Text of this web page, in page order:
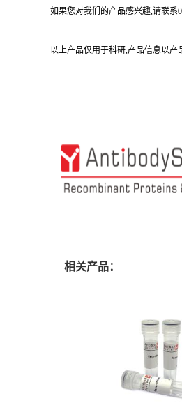
如果您对我们的产品感兴趣,请联系
以上产品仅用于科研,产品信息以产
相关产品：